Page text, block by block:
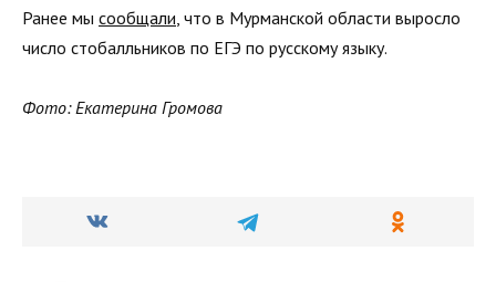
Ранее мы сообщали , что в Мурманской области выросло
число стобалльников по ЕГЭ по русскому языку.
Фото: Екатерина Громова